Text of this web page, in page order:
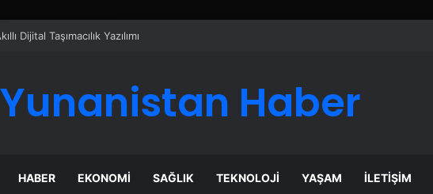
Dijital Taşımacılık Yazılımı
Yunanistan Haber
HABER EKONOMI SAĞLIK TEKNOLOJI YAŞAM İLETIŞIM